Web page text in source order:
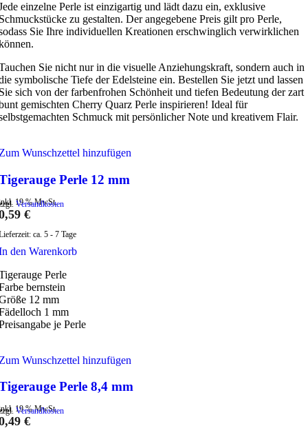
einzelne Perle ist einzigartig und lädt dazu ein, exklusive
zu gestalten. Der angegebene Preis gilt pro Perle,
Sie Ihre individuellen Kreationen erschwinglich verwirklichen
Sie nicht nur in die visuelle Anziehungskraft, sondern auch in
symbolische Tiefe der Edelsteine ein. Bestellen Sie jetzt und lassen
sich von der farbenfrohen Schönheit und tiefen Bedeutung der zart
gemischten Cherry Quarz Perle inspirieren! Ideal für
Schmuck mit persönlicher Note und kreativem Flair.
Wunschzettel hinzufügen
Perle 12 mm
19 % MwSt.
Versandkosten
€
ca. 5 - 7 Tage
den Warenkorb
Perle
bernstein
12 mm
1 mm
je Perle
Wunschzettel hinzufügen
Perle 8,4 mm
19 % MwSt.
Versandkosten
€